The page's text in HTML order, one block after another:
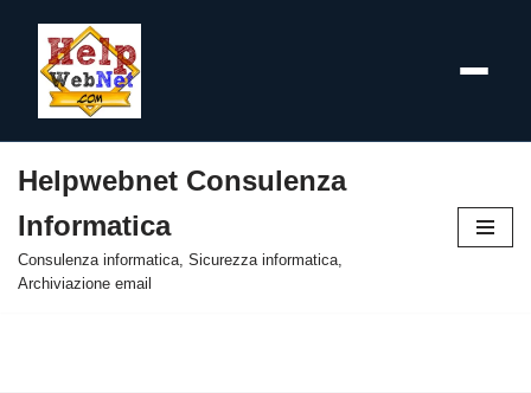
al
contenuto
Helpwebnet Consulenza
Informatica
Consulenza informatica, Sicurezza informatica,
Archiviazione email